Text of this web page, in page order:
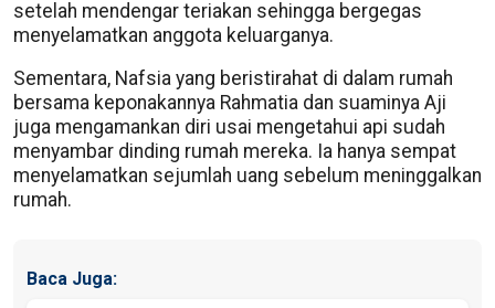
setelah mendengar teriakan sehingga bergegas
menyelamatkan anggota keluarganya.
Sementara, Nafsia yang beristirahat di dalam rumah
bersama keponakannya Rahmatia dan suaminya Aji
juga mengamankan diri usai mengetahui api sudah
menyambar dinding rumah mereka. Ia hanya sempat
menyelamatkan sejumlah uang sebelum meninggalkan
rumah.
Baca Juga: